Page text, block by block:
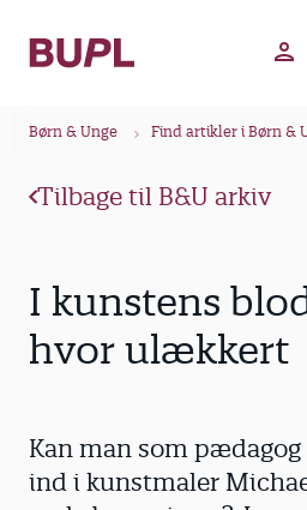
Børn & Unge Find artikler i Børn &
Tilbage til B&U arkiv
I kunstens
hvor ulækkert
Kan man som
ind i kunstmaler